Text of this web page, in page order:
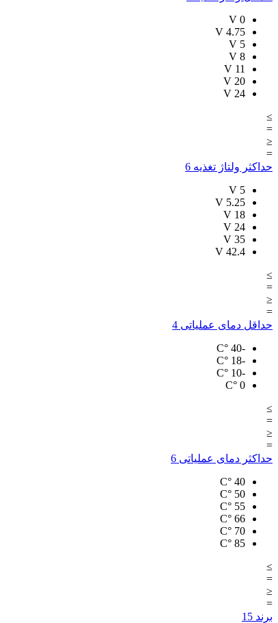
0
V
4.75
V
5
V
8
V
11
V
20
V
24
V
≥
=
≤
=
حداکثر ولتاژ تغذیه 6
5
V
5.25
V
18
V
24
V
35
V
42.4
V
≥
=
≤
=
حداقل دمای عملیاتی 4
-40
°C
-18
°C
-10
°C
0
°C
≥
=
≤
=
حداکثر دمای عملیاتی 6
40
°C
50
°C
55
°C
66
°C
70
°C
85
°C
≥
=
≤
=
برند 15